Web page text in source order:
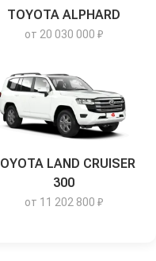
TOYOTA ALPHARD
от 20 030 000 ₽
LAND CRUISER
300
от 11 202 800 ₽